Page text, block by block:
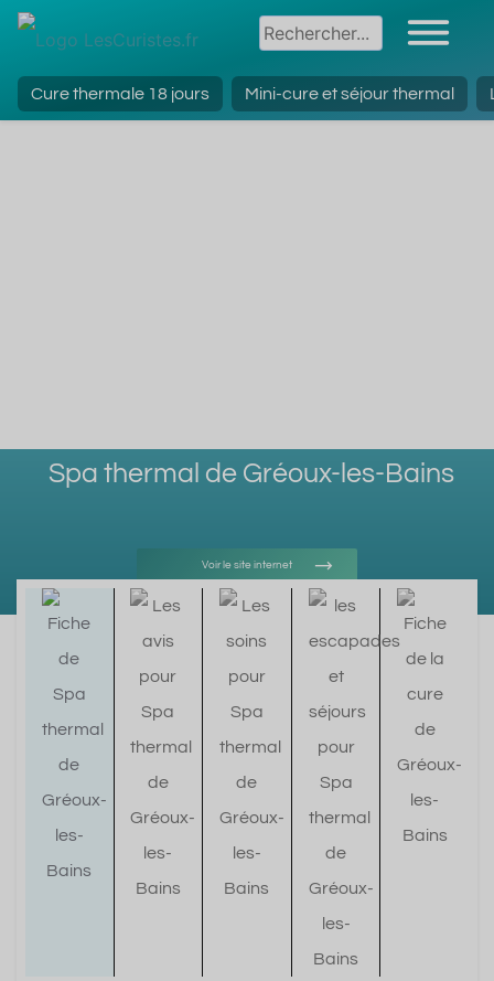
Cure thermale 18 jours Mini-cure et séjour thermal
Spa thermal de Gréoux-les-Bains
Voir le site internet